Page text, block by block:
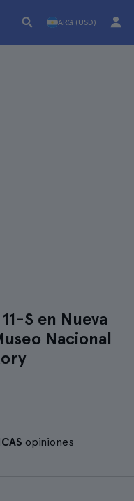
ARG (USD)
S en Nueva
Nacional
opiniones